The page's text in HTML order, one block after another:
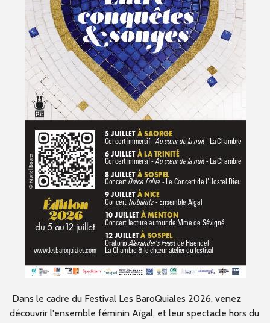
Dans le cadre du Festival Les BaroQuiales 2026, venez
découvrir l'ensemble féminin Aïgal, et leur spectacle hors du